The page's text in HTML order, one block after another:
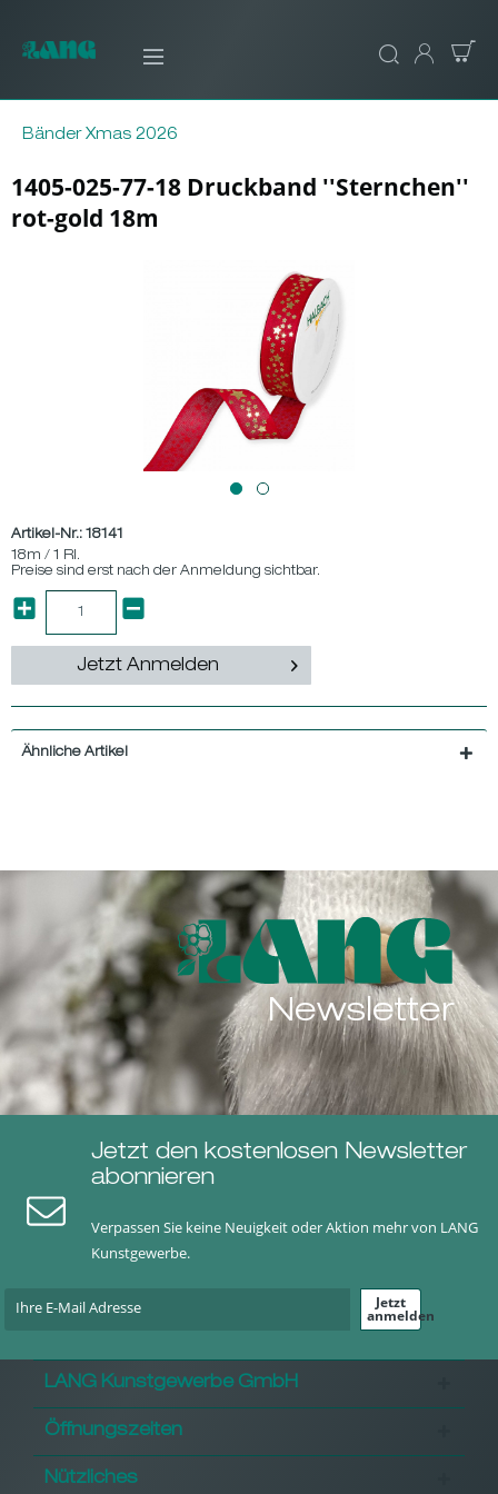
Bänder Xmas 2026
1405-025-77-18 Druckband ''Sternchen''
rot-gold 18m
Artikel-Nr.: 18141
18m / 1 Rl.
Preise sind erst nach der Anmeldung sichtbar.
Jetzt Anmelden
Ähnliche Artikel
Newsletter
Jetzt den kostenlosen Newsletter
abonnieren
Verpassen Sie keine Neuigkeit oder Aktion mehr von LANG
Kunstgewerbe.
Jetzt
anmelden
LANG Kunstgewerbe GmbH
Öffnungszeiten
Nützliches